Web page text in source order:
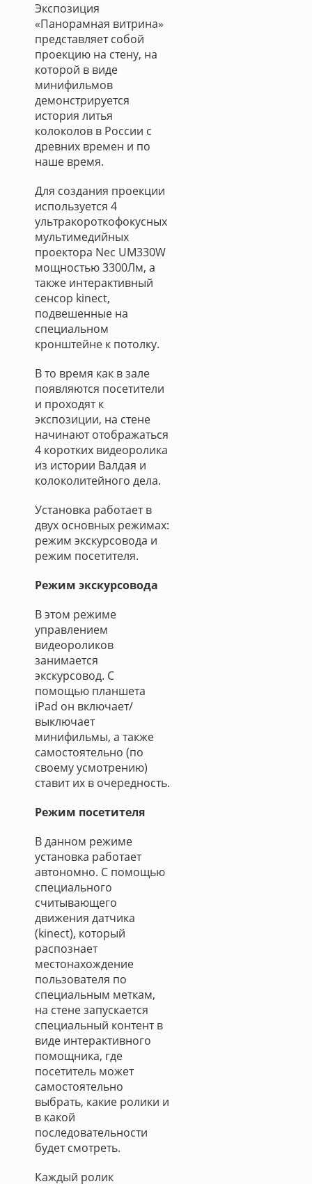
Экспозиция
«Панорамная витрина»
представляет собой
проекцию на стену, на
которой в виде
минифильмов
демонстрируется
история литья
колоколов в России с
древних времен и по
наше время.
Для создания проекции
используется 4
ультракороткофокусных
мультимедийных
проектора Nec UM330W
мощностью 3300Лм, а
также интерактивный
сенсор kinect,
подвешенные на
специальном
кронштейне к потолку.
В то время как в зале
появляются посетители
и проходят к
экспозиции, на стене
начинают отображаться
4 коротких видеоролика
из истории Валдая и
колоколитейного дела.
Установка работает в
двух основных режимах:
режим экскурсовода и
режим посетителя.
Режим экскурсовода
В этом режиме
управлением
видеороликов
занимается
экскурсовод. С
помощью планшета
iPad он включает/
выключает
минифильмы, а также
самостоятельно (по
своему усмотрению)
ставит их в очередность.
Режим посетителя
В данном режиме
установка работает
автономно. С помощью
специального
считывающего
движения датчика
(kinect), который
распознает
местонахождение
пользователя по
специальным меткам,
на стене запускается
специальный контент в
виде интерактивного
помощника, где
посетитель может
самостоятельно
выбрать, какие ролики и
в какой
последовательности
будет смотреть.
Каждый ролик